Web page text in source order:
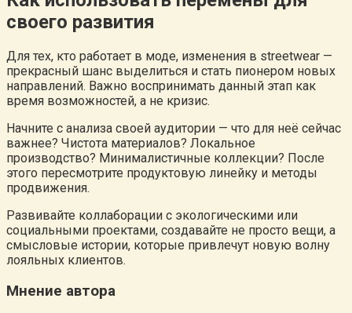
своего развития
Для тех, кто работает в моде, изменения в streetwear —
прекрасный шанс выделиться и стать пионером новых
направлений. Важно воспринимать данный этап как
время возможностей, а не кризис.
Начните с анализа своей аудитории — что для неё сейчас
важнее? Чистота материалов? Локальное
производство? Минималистичные коллекции? После
этого пересмотрите продуктовую линейку и методы
продвижения.
Развивайте коллаборации с экологическими или
социальными проектами, создавайте не просто вещи, а
смысловые истории, которые привлечут новую волну
лояльных клиентов.
Мнение автора